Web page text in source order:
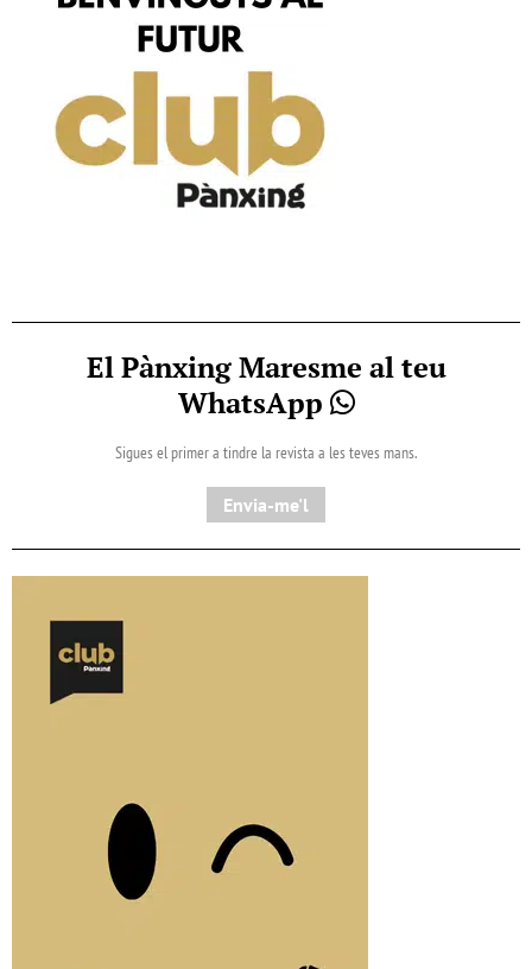
El Pànxing Maresme al teu
WhatsApp
Sigues el primer a tindre la revista a les teves mans.
Envia-me'l